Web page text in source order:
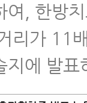
여, 한방
리가 11
지에 발표